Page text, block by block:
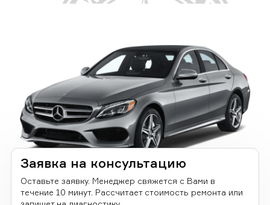
Заявка на консультацию
Оставьте заявку. Менеджер свяжется с Вами в
течение 10 минут. Рассчитает стоимость ремонта или